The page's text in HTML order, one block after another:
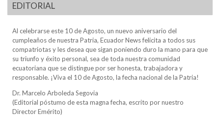
EDITORIAL
Al celebrarse este 10 de Agosto, un nuevo aniversario del
cumpleaños de nuestra Patria, Ecuador News felicita a todos sus
compatriotas y les desea que sigan poniendo duro la mano para que
su triunfo y éxito personal, sea de toda nuestra comunidad
ecuatoriana que se distingue por ser honesta, trabajadora y
responsable. ¡Viva el 10 de Agosto, la fecha nacional de la Patria!
Dr. Marcelo Arboleda Segovia
(Editorial póstumo de esta magna fecha, escrito por nuestro
Director Emérito)